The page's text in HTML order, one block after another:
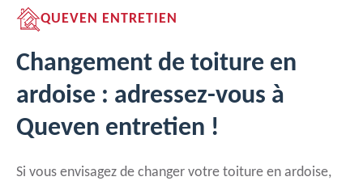
QUEVEN ENTRETIEN
Changement de toiture en
ardoise : adressez-vous à
Queven entretien !
Si vous envisagez de changer votre toiture en ardoise,